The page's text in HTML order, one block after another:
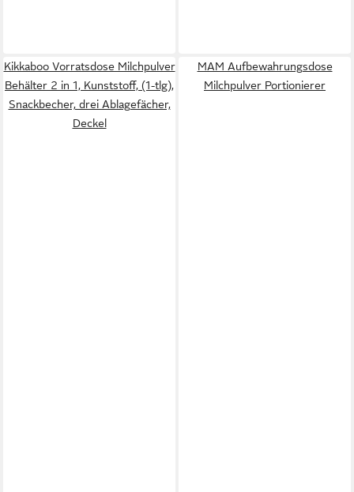
Kikkaboo Vorratsdose Milchpulver
Behälter 2 in 1, Kunststoff, (1-tlg),
Snackbecher, drei Ablagefächer,
Deckel
MAM Aufbewahrungsdose
Milchpulver Portionierer